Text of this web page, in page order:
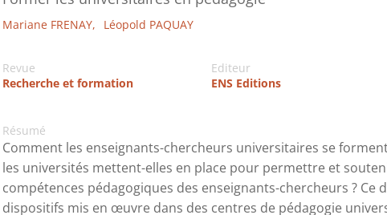
Mariane FRENAY, Léopold PAQUAY
Revue
Recherche et formation
Editeur
ENS Editions
Résumé
Comment les enseignants-chercheurs universitaires se
les universités mettent-elles en place pour permettre et
compétences pédagogiques des enseignants-chercheurs ? Ce
dispositifs mis en œuvre dans des centres de pédagogie